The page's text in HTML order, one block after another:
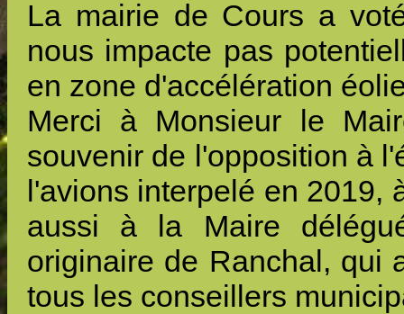
La mairie de Cours a
nous impacte pas
en zone d'accélération
Merci à Monsieur le
souvenir de l'opposition à
l'avions interpelé en 2019,
aussi à la Maire
originaire de Ranchal, qui
tous les conseillers